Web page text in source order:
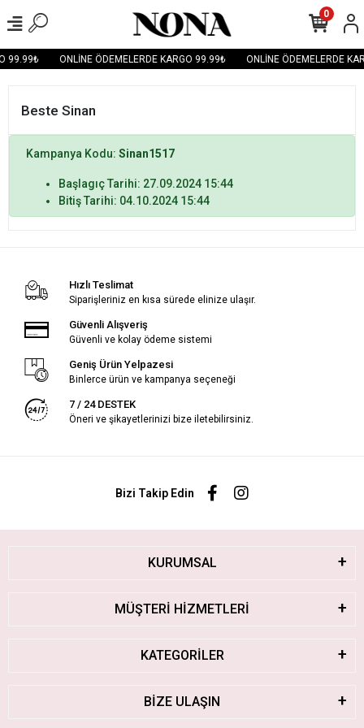
99.99₺ ONLİNE ÖDEMELERDE KARGO 99.99₺ ONLİNE ÖDEMELERDE
0
Beste Sinan
Kampanya Kodu: Sinan1517
Başlagıç Tarihi: 27.09.2024 15:44
Bitiş Tarihi: 04.10.2024 15:44
Hızlı Teslimat
Siparişleriniz en kısa sürede elinize ulaşır.
Güvenli Alışveriş
Güvenli ve kolay ödeme sistemi
Geniş Ürün Yelpazesi
Binlerce ürün ve kampanya seçeneği
7 / 24 DESTEK
Öneri ve şikayetlerinizi bize iletebilirsiniz.
Bizi Takip Edin
KURUMSAL
MÜŞTERİ HİZMETLERİ
KATEGORİLER
BİZE ULAŞIN